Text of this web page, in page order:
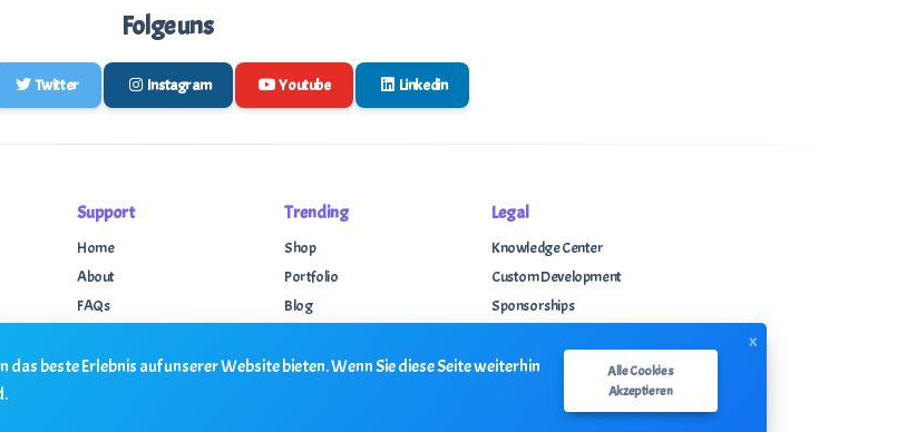
Folge uns
Twitter Instagram Youtube Linkedin
Support
Home
About
FAQs
Contact
Trending
Shop
Portfolio
Blog
Forums
Legal
Knowledge Center
Custom Development
Sponsorships
Privacy Policy
beste Erlebnis auf unserer Website bieten. Wenn Sie diese Seite weiterhin
Alle Cookies
Akzeptieren
x